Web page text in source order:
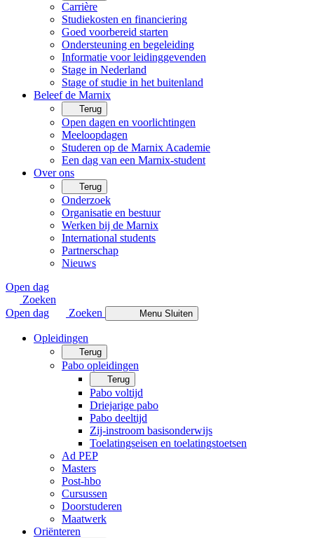
Carrière
Studiekosten en financiering
Goed voorbereid starten
Ondersteuning en begeleiding
Informatie voor leidinggevenden
Stage in Nederland
Stage of studie in het buitenland
Beleef de Marnix
Terug
Open dagen en voorlichtingen
Meeloopdagen
Studeren op de Marnix Academie
Een dag van een Marnix-student
Over ons
Terug
Onderzoek
Organisatie en bestuur
Werken bij de Marnix
International students
Partnerschap
Nieuws
Open dag
Zoeken
Open dag
Zoeken Menu Sluiten
Opleidingen
Terug
Pabo opleidingen
Terug
Pabo voltijd
Driejarige pabo
Pabo deeltijd
Zij-instroom basisonderwijs
Toelatingseisen en toelatingstoetsen
Ad PEP
Masters
Post-hbo
Cursussen
Doorstuderen
Maatwerk
Oriënteren